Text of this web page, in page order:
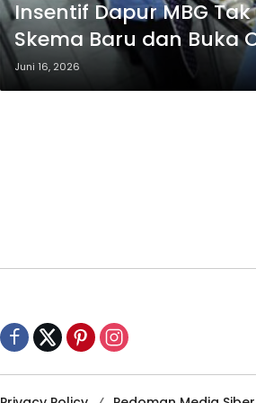
Insentif Dapur MBG
Skema Baru dan Buka
Juni 16, 2026